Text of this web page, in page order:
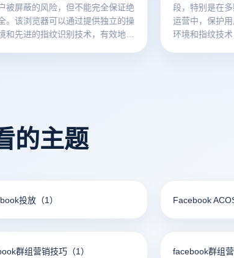
被屏蔽的风险，但不能完全保证绝
。该浏览器可以通过提供独立的操
和先进的指纹识别技术，有效地防
段，特别是在
运营中，保护
环境和指纹技
的主题
投放 （1） Facebook
群组营销技巧 （1） facebook群组